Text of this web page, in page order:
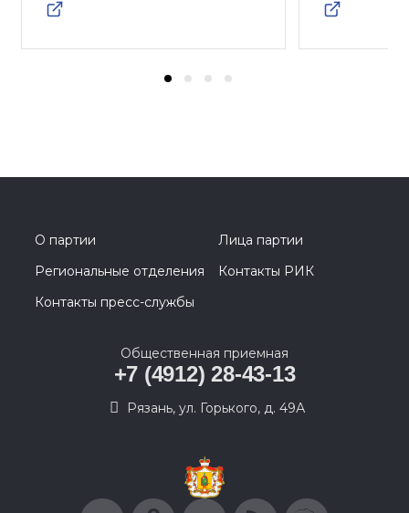
О партии
Лица партии
Региональные отделения
Контакты РИК
Контакты пресс-службы
Общественная приемная
+7 (4912) 28-43-13
Рязань, ул. Горького, д. 49А